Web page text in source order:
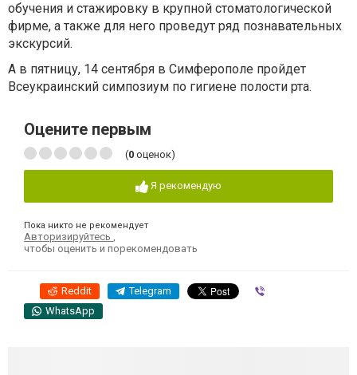
обучения и стажировку в крупной стоматологической
фирме, а также для него проведут ряд познавательных
экскурсий.
А в пятницу, 14 сентября в Симферополе пройдет
Всеукраинский симпозиум по гигиене полости рта.
Оцените первым
(0 оценок)
Я рекомендую
Пока никто не рекомендует
Авторизируйтесь
чтобы оценить и порекомендовать
Reddit Telegram
WhatsApp